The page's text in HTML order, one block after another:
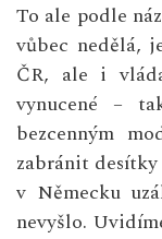
To ale podle
vůbec nedělá,
ČR, ale i
vynucené –
bezcenným
zabránit
v Německu
nevyšlo.